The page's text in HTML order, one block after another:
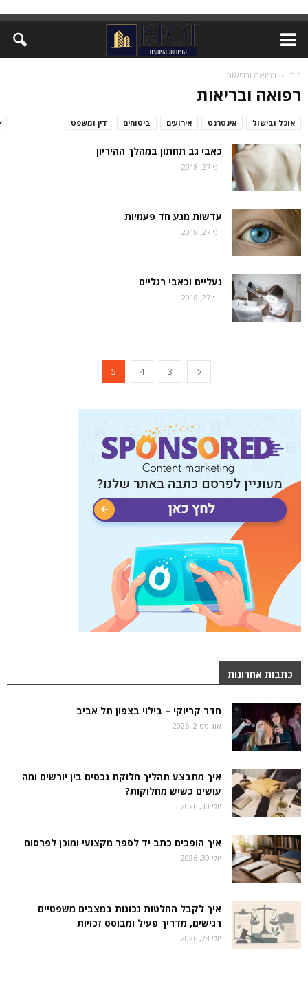
בית רפואה ובריאות
רפואה ובריאות
אוכל ובישול אינטרנט אירועים ביטוחים
דין ומשפט
כאבי גב תחתון במהלך ההיריון
יוני 27, 2018
עדשות מגע חד פעמיות
יוני 27, 2018
נעליים וכאבי רגליים
יוני 27, 2018
3
4
5
כתבות אחרונות
חדר קריוקי – בילוי בצפון תל אביב
אוגוסט 2, 2026
איך מתבצע תהליך חלוקת נכסים בין יורשים ומה
עושים כשיש מחלוקות?
יולי 30, 2026
איך הופכים כתב יד לספר מקצועי ומוכן לפרסום
יולי 30, 2026
איך לקבל החלטות נכונות במצבים משפטיים
רגישים, מדריך פעיל ומבוסס זכויות
יולי 28, 2026